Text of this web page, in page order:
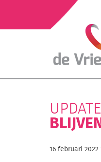
16 februari 2022